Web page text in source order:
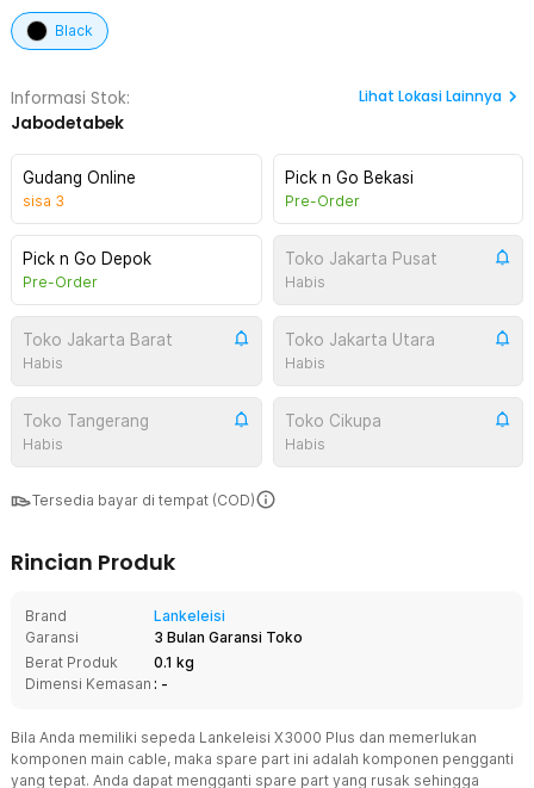
Black
Informasi Stok:
Jabodetabek
Lihat Lokasi Lainnya
Gudang Online
sisa 3
Pick n Go Bekasi
Pre-Order
Pick n Go Depok
Pre-Order
Toko Jakarta Pusat
Habis
Toko Jakarta Barat
Habis
Toko Jakarta Utara
Habis
Toko Tangerang
Habis
Toko Cikupa
Habis
Tersedia bayar di tempat (COD)
Rincian Produk
Brand
Lankeleisi
Garansi
3 Bulan Garansi Toko
Berat Produk
0.1 kg
Dimensi Kemasan : -
Bila Anda memiliki sepeda Lankeleisi X3000 Plus dan memerlukan
komponen main cable, maka spare part ini adalah komponen pengganti
yang tepat. Anda dapat mengganti spare part yang rusak sehingga